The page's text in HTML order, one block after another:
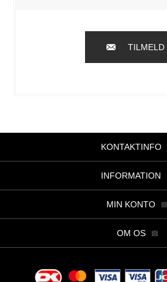
TILMELD
KONTAKTINFO
INFORMATION
MIN KONTO
OM OS